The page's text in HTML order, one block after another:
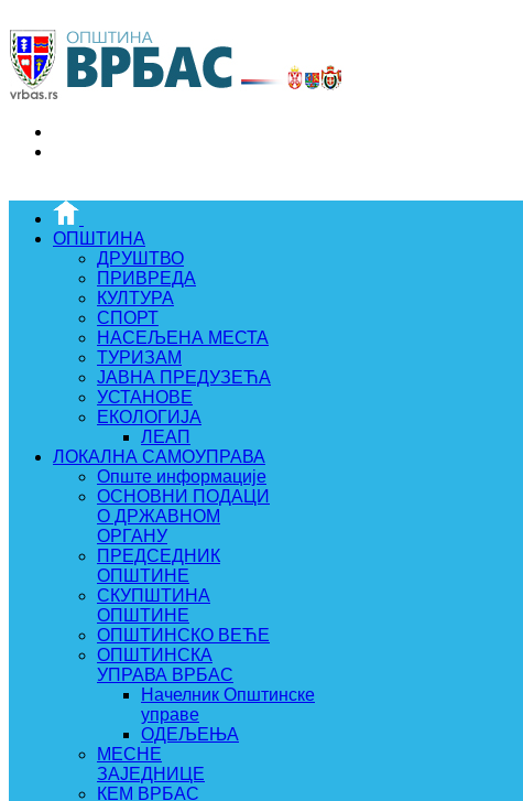
ОПШТИНА
ДРУШТВО
ПРИВРЕДА
КУЛТУРА
СПОРТ
НАСЕЉЕНА МЕСТА
ТУРИЗАМ
ЈАВНА ПРЕДУЗЕЋА
УСТАНОВЕ
ЕКОЛОГИЈА
ЛЕАП
ЛОКАЛНА САМОУПРАВА
Опште информације
ОСНОВНИ ПОДАЦИ
О ДРЖАВНОМ
ОРГАНУ
ПРЕДСЕДНИК
ОПШТИНЕ
СКУПШТИНА
ОПШТИНЕ
ОПШТИНСКО ВЕЋЕ
ОПШТИНСКА
УПРАВА ВРБАС
Начелник Општинске
управе
ОДЕЉЕЊА
МЕСНЕ
ЗАЈЕДНИЦЕ
КЕМ ВРБАС